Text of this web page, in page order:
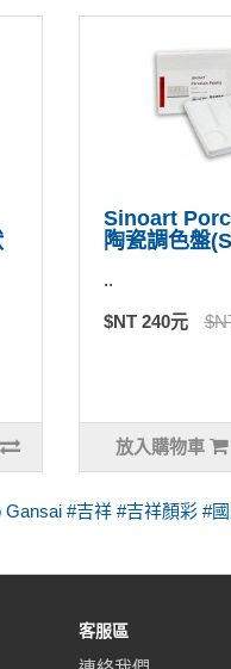
Sinoart
陶瓷調色盤
..
$NT 240元
放入購物車
#吉祥 #吉祥顏彩 #
客服區